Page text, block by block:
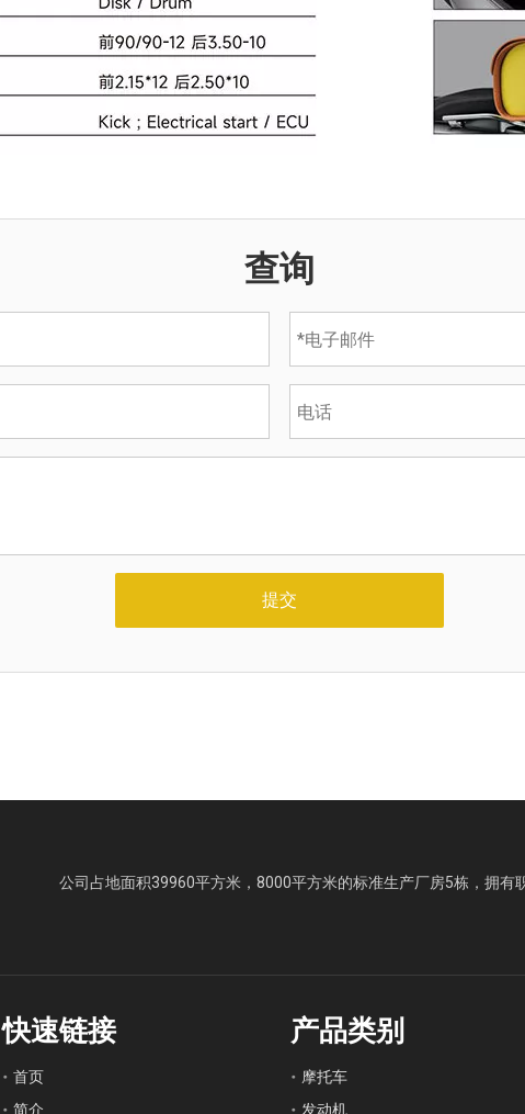
查询
提交
公司占地面积39960平方米，8000平方米的标准生产厂房5栋，拥有
快速链接
首页
简介
产品类别
摩托车
发动机